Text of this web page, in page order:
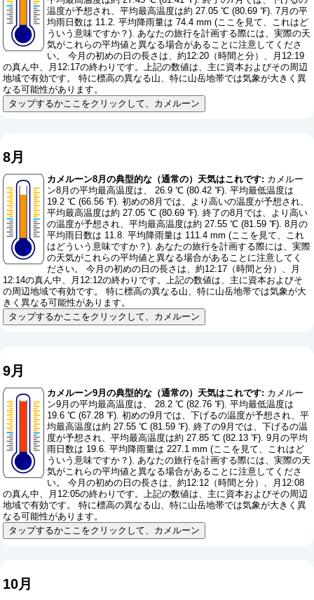
温度が予想され、平均最高温度は約 27.05 ℃ (80.69 ℉). 7月の平
均雨日数は 11.2. 平均降雨量は 74.4 mm (ここを見て、これはど
ういう意味ですか？). あなたの旅行を計画する際には、実際の天
気がこれらの平均値と異なる場合があることに注意してくださ
い。 今月の初めの日の長さは、約12:20（時間と分）、月12:19
の真ん中、月12:17の終わりです。上記の数値は、主に資本およびその周辺
地域で有効です。 特に標高の異なる山、特に山岳地帯では気象が大きく異
なる可能性があります。
タップするかここをクリックして、カメルーン
8月
カメルーン8月の典型的な（通常の）天気はこれです: カメルー
ン8月の平均最高温度は、 26.9 ℃ (80.42 ℉). 平均最低温度は
19.2 ℃ (66.56 ℉). 初めの8月では、より高いの温度が予想され、
平均最高温度は約 27.05 ℃ (80.69 ℉). 終了の8月では、より高い
の温度が予想され、平均最高温度は約 27.55 ℃ (81.59 ℉). 8月の
平均雨日数は 11.8. 平均降雨量は 111.4 mm (ここを見て、これ
はどういう意味ですか？). あなたの旅行を計画する際には、実際
の天気がこれらの平均値と異なる場合があることに注意してく
ださい。 今月の初めの日の長さは、約12:17（時間と分）、月
12:14の真ん中、月12:12の終わりです。上記の数値は、主に資本およびそ
の周辺地域で有効です。 特に標高の異なる山、特に山岳地帯では気象が大
きく異なる可能性があります。
タップするかここをクリックして、カメルーン
9月
カメルーン9月の典型的な（通常の）天気はこれです: カメルー
ン9月の平均最高温度は、 28.2 ℃ (82.76 ℉). 平均最低温度は
19.6 ℃ (67.28 ℉). 初めの9月では、下げるの温度が予想され、平
均最高温度は約 27.55 ℃ (81.59 ℉). 終了の9月では、下げるの温
度が予想され、平均最高温度は約 27.85 ℃ (82.13 ℉). 9月の平均
雨日数は 19.6. 平均降雨量は 227.1 mm ( ここを見て、これはど
ういう意味ですか？). あなたの旅行を計画する際には、実際の天
気がこれらの平均値と異なる場合があることに注意してくださ
い。 今月の初めの日の長さは、約12:12（時間と分）、月12:08
の真ん中、月12:05の終わりです。上記の数値は、主に資本およびその周辺
地域で有効です。 特に標高の異なる山、特に山岳地帯では気象が大きく異
なる可能性があります。
タップするかここをクリックして、カメルーン
10月